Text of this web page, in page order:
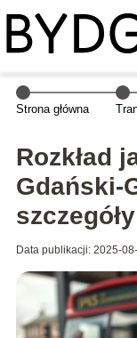
Strona główna
Rozkład
Gdański-
Data publikacji: 2025-